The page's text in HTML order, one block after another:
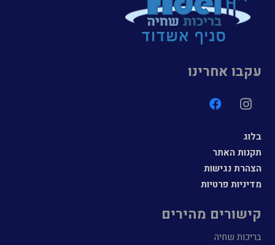
עקבו אחרינו
בלוג
תקנות האתר
הצהרת נגישות
מדיניות פרטיות
קישורים מהירים
בריכות שחיה